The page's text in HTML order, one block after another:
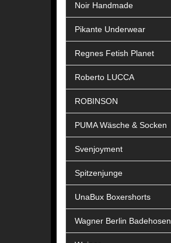
Noir Handmade
Pikante Underwear
Regnes Fetish Planet
Roberto LUCCA
ROBINSON
PUMA Wäsche & Socken
Svenjoyment
Spitzenjunge
UnaBux Boxershorts
Wagner Berlin Badehosen